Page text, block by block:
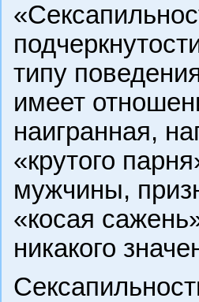
типу
имеет
наигранная,
«крутого
мужчины,
«косая
никакого